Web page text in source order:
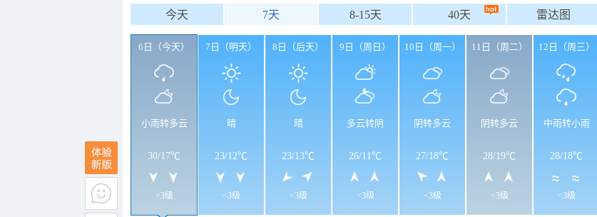
今天 7天 8-15天 40天 雷达图
6日（今天）
小雨转多云
30/17℃
<3级
7日（明天）
晴
23/12℃
<3级
8日（后天）
晴
23/13℃
<3级
9日（周日）
多云转阴
26/11℃
<3级
10日（周一）
阴转多云
27/18℃
<3级
11日（周二）
阴转多云
28/19℃
<3级
12日（周三）
中雨转小雨
28/18℃
<3级